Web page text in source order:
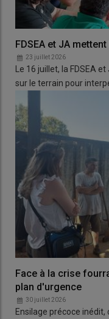
FDSEA et JA
23 juillet 2026
Le 16 juillet, la FDSEA
sur le terrain pour
Face à la crise
plan d'urgence
30 juillet 2026
Ensilage précoce